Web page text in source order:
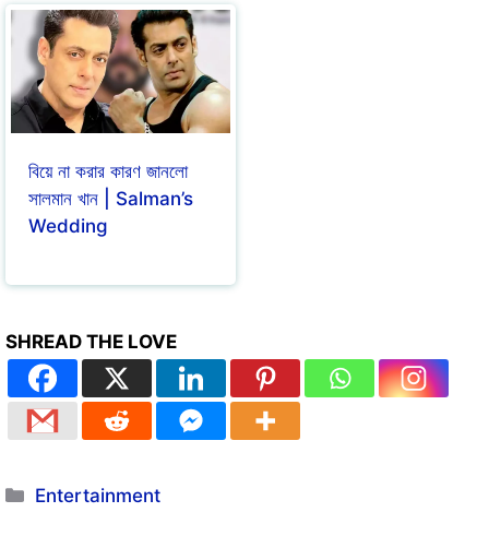
বিয়ে না করার কারণ জানলো
সালমান খান | Salman’s
Wedding
SHREAD THE LOVE
Entertainment